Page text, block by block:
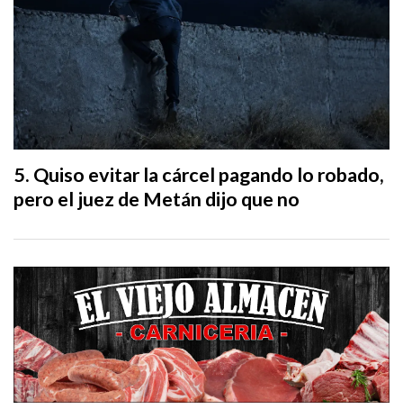
Quiso evitar la cárcel pagando lo robado,
pero el juez de Metán dijo que no